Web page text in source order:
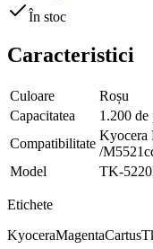
În stoc
Caracteristici
Culoare
Roșu
Capacitatea
1.200 de
Compatibilitate
Kyocera
/
Model
TK-
Etichete
KyoceraMagentaCartus